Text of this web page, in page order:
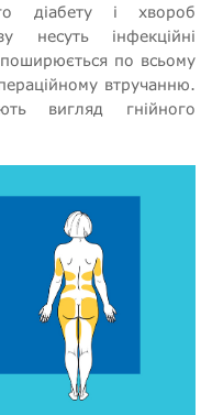
діабету і хвороб
несуть інфекційні
поширюється по всьому
втручанню.
вигляд гнійного